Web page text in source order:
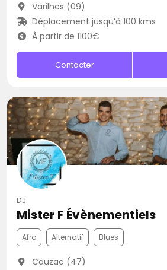
Varilhes (09)
Déplacement jusqu’à 100 kms
À partir de 1100€
Contacter
DJ
Mister F Évènementiels
Afro Alternatif Blues
Cauzac (47)